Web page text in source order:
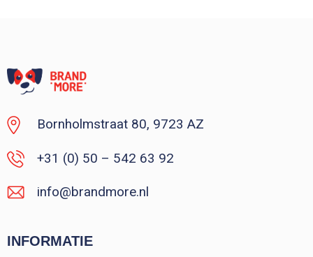
Bornholmstraat 80, 9723 AZ
+31 (0) 50 – 542 63 92
info@brandmore.nl
INFORMATIE